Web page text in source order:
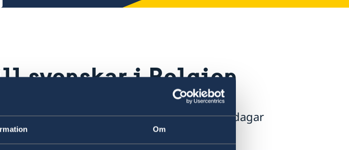
Om
svenskar i Belgien
ärenden utanför kontorstid och under helgdagar
UD-jour tel: +46 8 405 5005.